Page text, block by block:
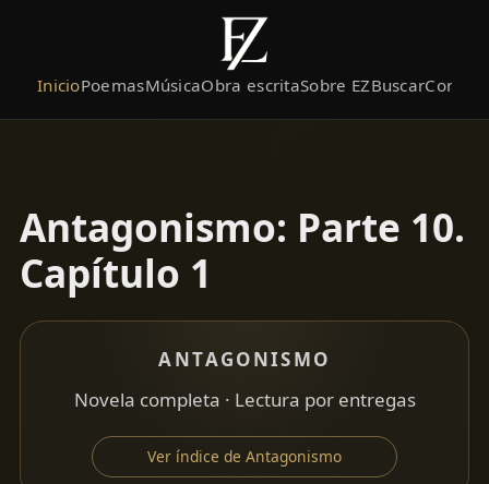
InicioPoemasMúsicaObra escritaSobre EZBuscar
Antagonismo: Parte 10.
Capítulo 1
ANTAGONISMO
Novela completa · Lectura por entregas
Ver índice de Antagonismo